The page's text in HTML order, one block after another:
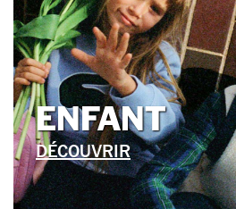
ENFANT
DÉCOUVRIR